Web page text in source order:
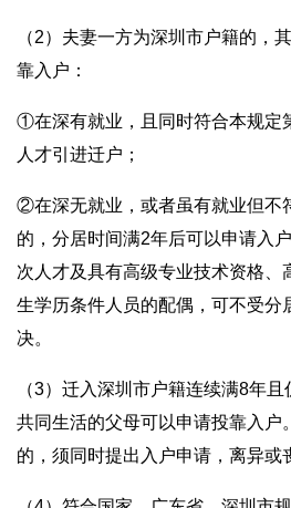
（2）夫妻一方为深圳市户籍的，
靠入户：
①在深有就业，且同时符合本规定
人才引进迁户；
②在深无就业，或者虽有就业但不
的，分居时间满2年后可以申请入
次人才及具有高级专业技术资格、
生学历条件人员的配偶，可不受分
决。
（3）迁入深圳市户籍连续满8年
共同生活的父母可以申请投靠入户
的，须同时提出入户申请，离异或